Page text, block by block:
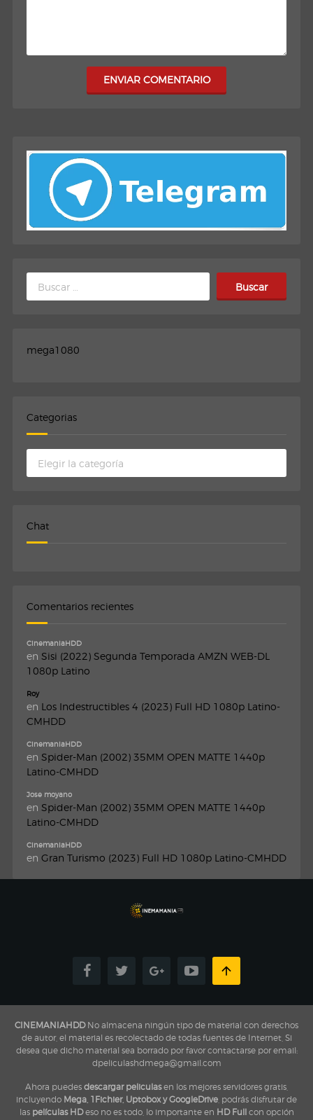
ENVIAR COMENTARIO
mega1080
Categorias
Chat
Comentarios recientes
CinemaniaHDD
en Sisi (2022) Segunda Temporada AMZN WEB-DL
1080p Latino
Roy
en Los Indestructibles 4 (2023) Full HD 1080p Latino-
CMHDD
CinemaniaHDD
en Spider-Man (2002) 35MM OPEN MATTE 1440p
Latino-CMHDD
Jose moyano
en Spider-Man (2002) 35MM OPEN MATTE 1440p
Latino-CMHDD
CinemaniaHDD
en Gran Turismo (2023) Full HD 1080p Latino-CMHDD
CINEMANIAHDDNo almacena ningún tipo de material con derechos
de autor, el material es recolectado de todas fuentes de Internet, Si
desea que dicho material sea borrado por favor contactarse por email:
dpeliculashdmega@gmail.com
Ahora puedes descargar peliculasen los mejores servidores gratis,
incluyendo Mega, 1Fichier, Uptobox y GoogleDrive , podrás disfrutar de
las películas HDeso no es todo, lo importante en HD Fullcon opción